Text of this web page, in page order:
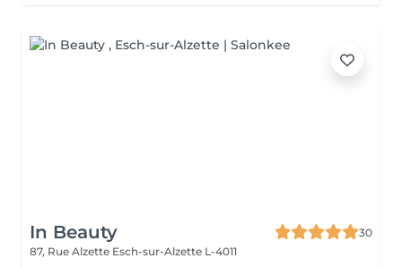
In Beauty
30
87, Rue Alzette Esch-sur-Alzette L-4011